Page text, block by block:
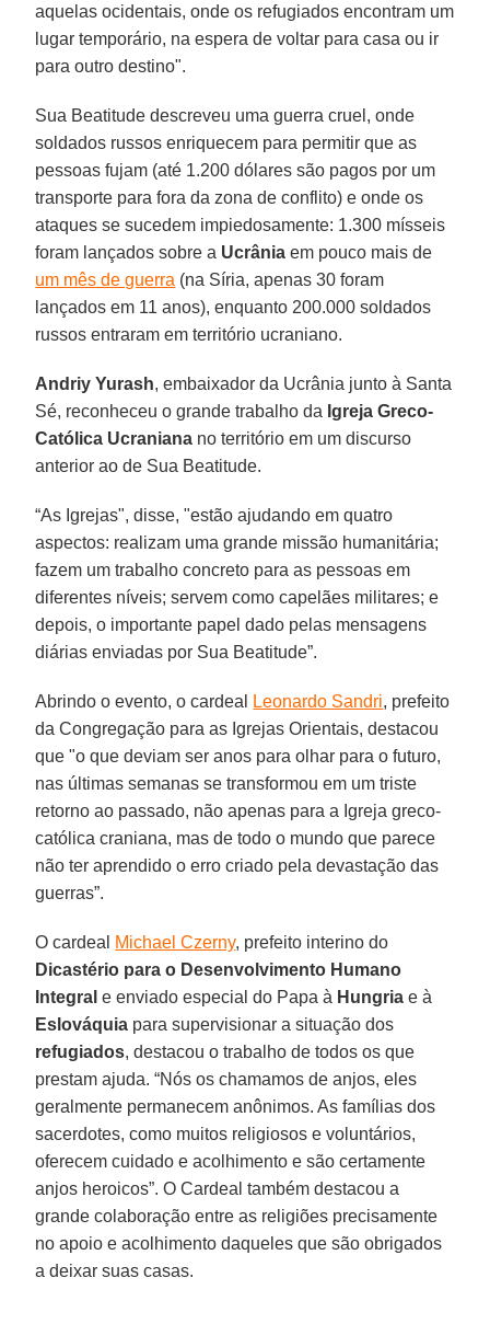
aquelas ocidentais, onde os refugiados encontram um
lugar temporário, na espera de voltar para casa ou ir
para outro destino".
Sua Beatitude descreveu uma guerra cruel, onde
soldados russos enriquecem para permitir que as
pessoas fujam (até 1.200 dólares são pagos por um
transporte para fora da zona de conflito) e onde os
ataques se sucedem impiedosamente: 1.300 mísseis
foram lançados sobre a Ucrânia em pouco mais de
um mês de guerra (na Síria, apenas 30 foram
lançados em 11 anos), enquanto 200.000 soldados
russos entraram em território ucraniano.
Andriy Yurash, embaixador da Ucrânia junto à Santa
Sé, reconheceu o grande trabalho da Igreja Greco-
Católica Ucraniana no território em um discurso
anterior ao de Sua Beatitude.
“As Igrejas", disse, "estão ajudando em quatro
aspectos: realizam uma grande missão humanitária;
fazem um trabalho concreto para as pessoas em
diferentes níveis; servem como capelães militares; e
depois, o importante papel dado pelas mensagens
diárias enviadas por Sua Beatitude”.
Abrindo o evento, o cardeal Leonardo Sandri, prefeito
da Congregação para as Igrejas Orientais, destacou
que "o que deviam ser anos para olhar para o futuro,
nas últimas semanas se transformou em um triste
retorno ao passado, não apenas para a Igreja greco-
católica craniana, mas de todo o mundo que parece
não ter aprendido o erro criado pela devastação das
guerras”.
O cardeal Michael Czerny, prefeito interino do
Dicastério para o Desenvolvimento Humano
Integral e enviado especial do Papa à Hungria e à
Eslováquia para supervisionar a situação dos
refugiados, destacou o trabalho de todos os que
prestam ajuda. “Nós os chamamos de anjos, eles
geralmente permanecem anônimos. As famílias dos
sacerdotes, como muitos religiosos e voluntários,
oferecem cuidado e acolhimento e são certamente
anjos heroicos”. O Cardeal também destacou a
grande colaboração entre as religiões precisamente
no apoio e acolhimento daqueles que são obrigados
a deixar suas casas.